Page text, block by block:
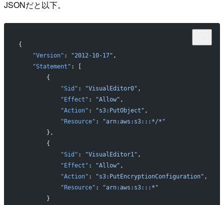
JSONだと以下。
{
    "Version"
: "2012-10-17" ,
    "Statement"
: [
        {
            "Sid"
: "VisualEditor0" ,
            "Effect"
: "Allow" ,
            "Action"
: "s3:PutObject" ,
            "Resource"
:
"arn:aws:s3:::*/*"
        },
        {
            "Sid"
: "VisualEditor1" ,
            "Effect"
: "Allow" ,
            "Action"
: "s3:PutEncryptionConfiguration" ,
            "Resource"
:
"arn:aws:s3:::*"
        }